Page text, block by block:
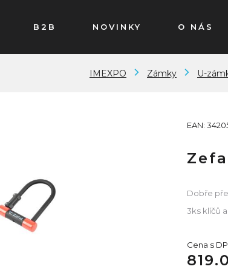
B2B NOVINKY O NÁS
IMEXPO Zámky U-
EAN:
Dobře
3ks klíčů a
Cena s